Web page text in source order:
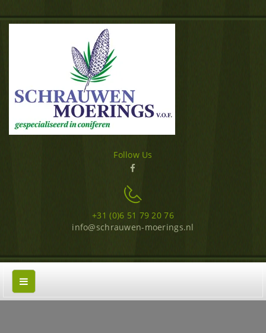
Follow Us
+31 (0)6 51 79 20 76
info@schrauwen-moerings.nl